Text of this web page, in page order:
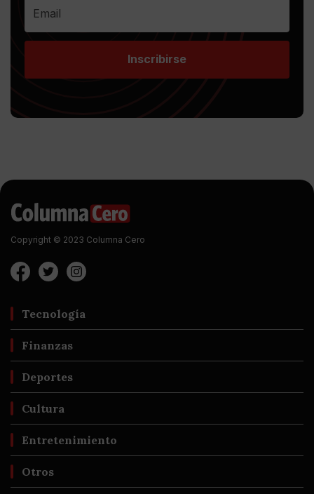
Inscribirse
Copyright © 2023 Columna Cero
Tecnología
Finanzas
Deportes
Cultura
Entretenimiento
Otros